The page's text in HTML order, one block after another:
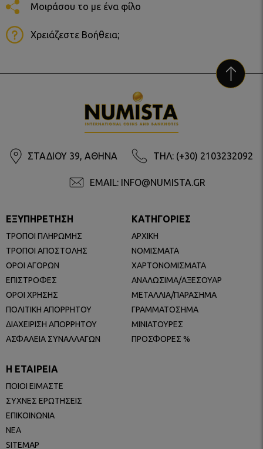
Μοιράσου το με ένα φίλο
Χρειάζεστε Βοήθεια;
ΣΤΑΔΙΟΥ 39, ΑΘΗΝΑ ΤΗΛ: (+30) 2103232092
EMAIL: INFO@NUMISTA.GR
ΕΞΥΠΗΡΕΤΗΣΗ
ΤΡΟΠΟΙ ΠΛΗΡΩΜΗΣ
ΤΡΟΠΟΙ ΑΠΟΣΤΟΛΗΣ
ΟΡΟΙ ΑΓΟΡΩΝ
ΕΠΙΣΤΡΟΦΕΣ
ΟΡΟΙ ΧΡΗΣΗΣ
ΠΟΛΙΤΙΚΗ ΑΠΟΡΡΗΤΟΥ
ΔΙΑΧΕΙΡΙΣΗ ΑΠΟΡΡΗΤΟΥ
ΑΣΦΑΛΕΙΑ ΣΥΝΑΛΛΑΓΩΝ
ΚΑΤΗΓΟΡΙΕΣ
ΑΡΧΙΚΗ
ΝΟΜΙΣΜΑΤΑ
ΧΑΡΤΟΝΟΜΙΣΜΑΤΑ
ΑΝΑΛΩΣΙΜΑ/ΑΞΕΣΟΥΑΡ
ΜΕΤΑΛΛΙΑ/ΠΑΡΑΣΗΜΑ
ΓΡΑΜΜΑΤΟΣΗΜΑ
ΜΙΝΙΑΤΟΥΡΕΣ
ΠΡΟΣΦΟΡΕΣ %
Η ΕΤΑΙΡΕΙΑ
ΠΟΙΟΙ ΕΙΜΑΣΤΕ
ΣΥΧΝΕΣ ΕΡΩΤΗΣΕΙΣ
ΕΠΙΚΟΙΝΩΝΙΑ
ΝΕΑ
SITEMAP